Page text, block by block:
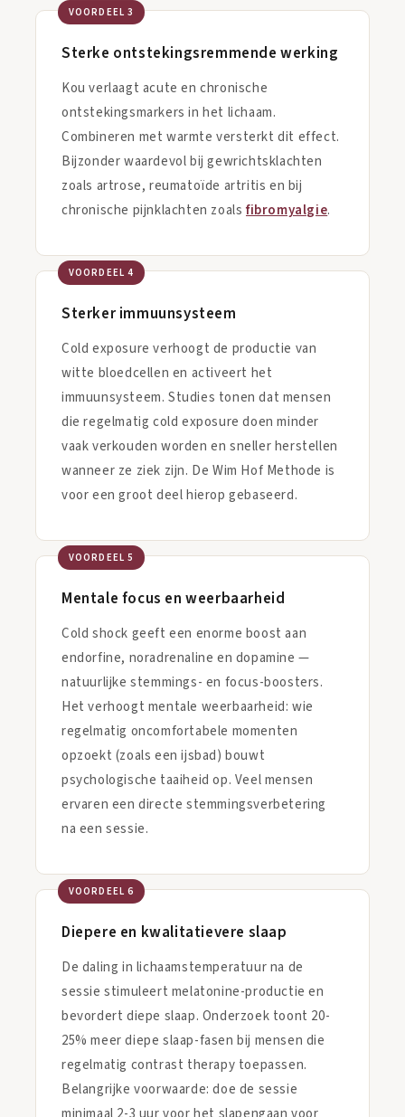
VOORDEEL 3
Sterke ontstekingsremmende werking
Kou verlaagt acute en chronische
ontstekingsmarkers in het lichaam.
Combineren met warmte versterkt dit effect.
Bijzonder waardevol bij gewrichtsklachten
zoals artrose, reumatoïde artritis en bij
chronische pijnklachten zoalsfibromyalgie.
VOORDEEL 4
Sterker immuunsysteem
Cold exposure verhoogt de productie van
witte bloedcellen en activeert het
immuunsysteem. Studies tonen dat mensen
die regelmatig cold exposure doen minder
vaak verkouden worden en sneller herstellen
wanneer ze ziek zijn. De Wim Hof Methode is
voor een groot deel hierop gebaseerd.
VOORDEEL 5
Mentale focus en weerbaarheid
Cold shock geeft een enorme boost aan
endorfine, noradrenaline en dopamine —
natuurlijke stemmings- en focus-boosters.
Het verhoogt mentale weerbaarheid: wie
regelmatig oncomfortabele momenten
opzoekt (zoals een ijsbad) bouwt
psychologische taaiheid op. Veel mensen
ervaren een directe stemmingsverbetering
na een sessie.
VOORDEEL 6
Diepere en kwalitatievere slaap
De daling in lichaamstemperatuur na de
sessie stimuleert melatonine-productie en
bevordert diepe slaap. Onderzoek toont 20-
25% meer diepe slaap-fasen bij mensen die
regelmatig contrast therapy toepassen.
Belangrijke voorwaarde: doe de sessie